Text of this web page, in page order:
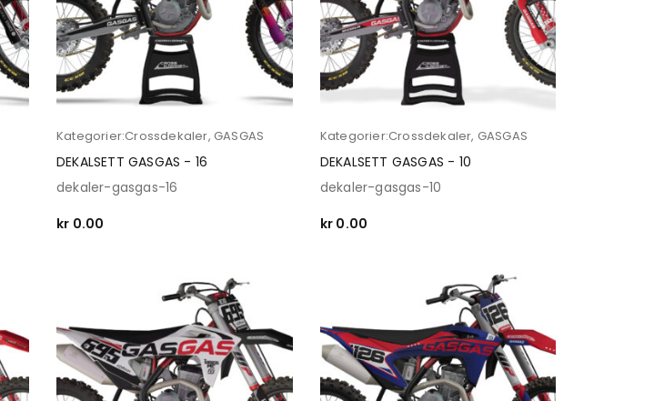
Kategorier:Crossdekaler, GASGAS
DEKALSETT GASGAS - 16
dekaler-gasgas-16
kr 0.00
Kategorier:Crossdekaler, GASGAS
DEKALSETT GASGAS - 10
dekaler-gasgas-10
kr 0.00